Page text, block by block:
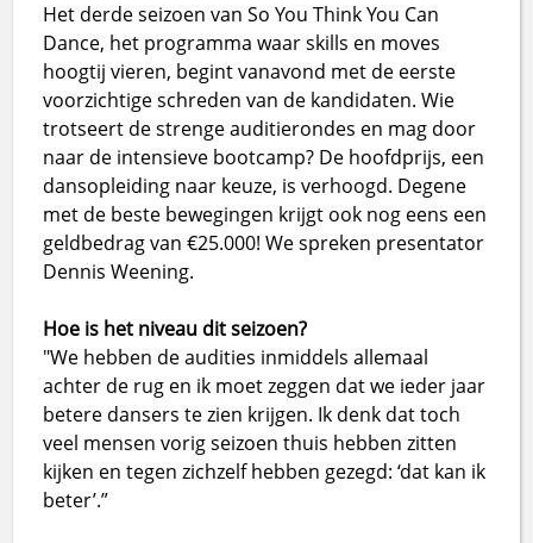
Het derde seizoen van So You Think You Can
Dance, het programma waar skills en moves
hoogtij vieren, begint vanavond met de eerste
voorzichtige schreden van de kandidaten. Wie
trotseert de strenge auditierondes en mag door
naar de intensieve bootcamp? De hoofdprijs, een
dansopleiding naar keuze, is verhoogd. Degene
met de beste bewegingen krijgt ook nog eens een
geldbedrag van €25.000! We spreken presentator
Dennis Weening.
Hoe is het niveau dit seizoen?
"We hebben de audities inmiddels allemaal
achter de rug en ik moet zeggen dat we ieder jaar
betere dansers te zien krijgen. Ik denk dat toch
veel mensen vorig seizoen thuis hebben zitten
kijken en tegen zichzelf hebben gezegd: ‘dat kan ik
beter’.”